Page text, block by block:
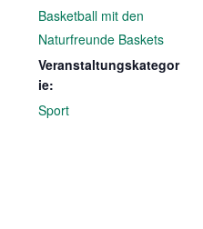
Basketball mit den
Naturfreunde Baskets
Veranstaltungskategor
ie:
Sport